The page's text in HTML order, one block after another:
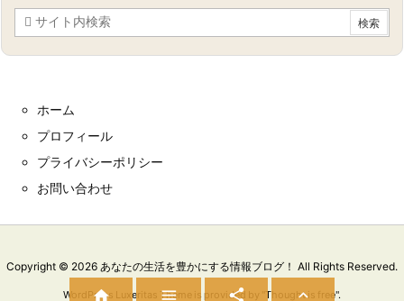
ホーム
プロフィール
プライバシーポリシー
お問い合わせ
Copyright © 2026 あなたの生活を豊かにする情報ブログ！ All Rights Reserved.
WordPress Luxeritas Theme is provided by " Thought is free".
   